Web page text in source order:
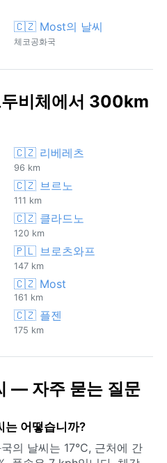
🇨🇿 Most의 날씨
체코공화국
비체에서 300km
🇨🇿 리베레츠
96 km
🇨🇿 브르노
111 km
🇨🇿 클라드노
120 km
🇵🇱 브로츠와프
147 km
🇨🇿 Most
161 km
🇨🇿 플젠
175 km
— 자주 묻는 질문
는 어떻습니까?
의 날씨는 17°C, 근처에 간